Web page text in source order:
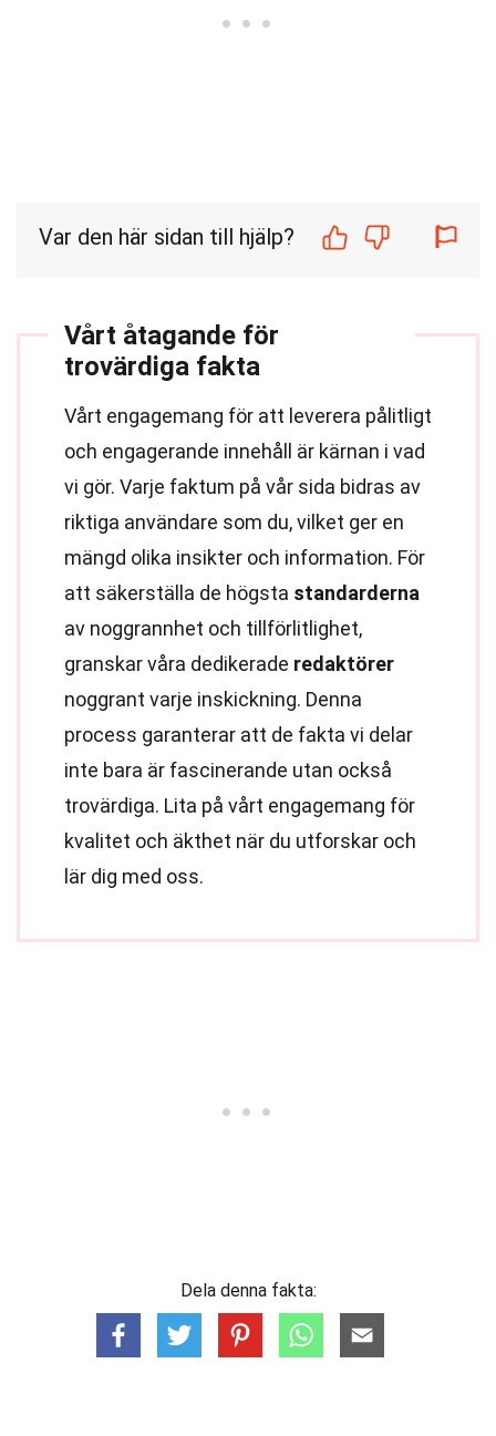
Var den här sidan till hjälp?
Vårt åtagande för
trovärdiga fakta
Vårt engagemang för att leverera pålitligt
och engagerande innehåll är kärnan i vad
vi gör. Varje faktum på vår sida bidras av
riktiga användare som du, vilket ger en
mängd olika insikter och information. För
att säkerställa de högsta standarderna
av noggrannhet och tillförlitlighet,
granskar våra dedikerade redaktörer
noggrant varje inskickning. Denna
process garanterar att de fakta vi delar
inte bara är fascinerande utan också
trovärdiga. Lita på vårt engagemang för
kvalitet och äkthet när du utforskar och
lär dig med oss.
Dela denna fakta: